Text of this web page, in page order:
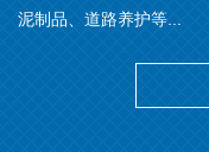
泥制品、道路养护等...